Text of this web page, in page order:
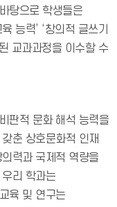
탕으로 학생들은
능력’ ‘창의적 글쓰기
교과과정을 이수할 수
판적 문화 해석 능력을
춘 상호문화적 인재
력과 국제적 역량을
리 학과는
육 및 연구는